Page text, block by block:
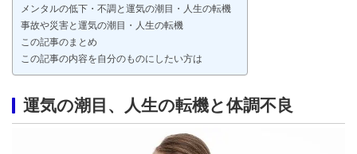
メンタルの低下・不調と運気の潮目・人生の転機
事故や災害と運気の潮目・人生の転機
この記事のまとめ
この記事の内容を自分のものにしたい方は
運気の潮目、人生の転機と体調不良